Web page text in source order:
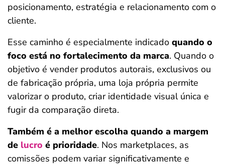
posicionamento, estratégia e relacionamento com o
cliente.
Esse caminho é especialmente indicado quando o
foco está no fortalecimento da marca. Quando o
objetivo é vender produtos autorais, exclusivos ou
de fabricação própria, uma loja própria permite
valorizar o produto, criar identidade visual única e
fugir da comparação direta.
Também é a melhor escolha quando a margem
de lucro é prioridade. Nos marketplaces, as
comissões podem variar significativamente e